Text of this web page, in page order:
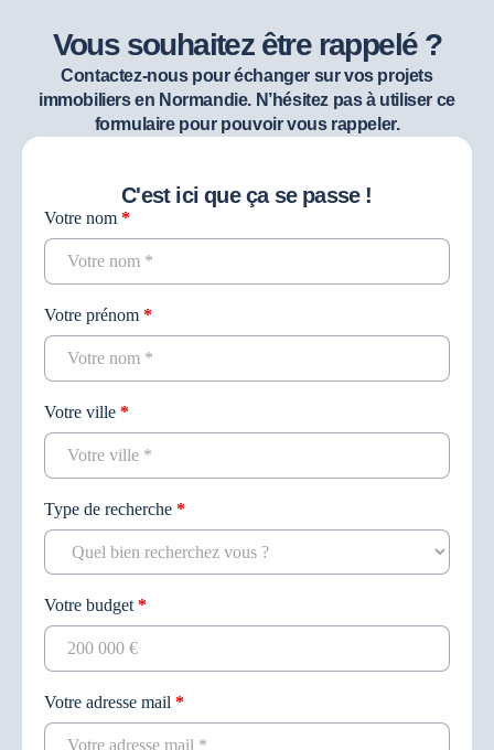
Vous souhaitez être rappelé ?
Contactez-nous pour échanger sur vos projets
immobiliers en Normandie. N’hésitez pas à utiliser ce
formulaire pour pouvoir vous rappeler.
C'est ici que ça se passe !
Contact
recherche
Votre nom *
Votre prénom *
Votre ville *
Type de recherche *
Votre budget *
Votre adresse mail *